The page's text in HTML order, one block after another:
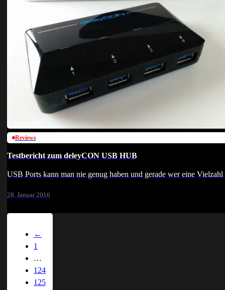
Reviews
Testbericht zum deleyCON USB HUB
USB Ports kann man nie genug haben und gerade wer eine
28. Januar 2016
←
1
…
124
125